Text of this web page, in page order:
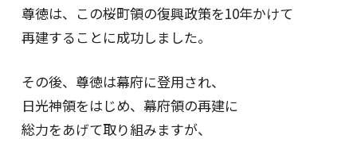
尊徳は、この桜町領の復興政策を10年かけて
再建することに成功しました。
その後、尊徳は幕府に登用され、
日光神領をはじめ、幕府領の再建に
総力をあげて取り組みますが、